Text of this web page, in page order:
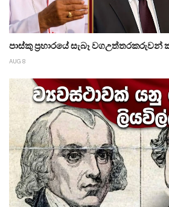
පාස්කු ප්‍රහාරයේ සැබෑ වගඋත්තරකරුවන්
AUG 8